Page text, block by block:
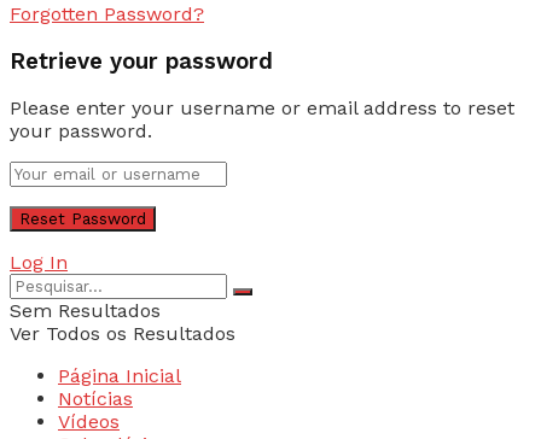
Forgotten Password?
Retrieve your password
Please enter your username or email address to reset
your password.
Log In
Sem Resultados
Ver Todos os Resultados
Página Inicial
Notícias
Vídeos